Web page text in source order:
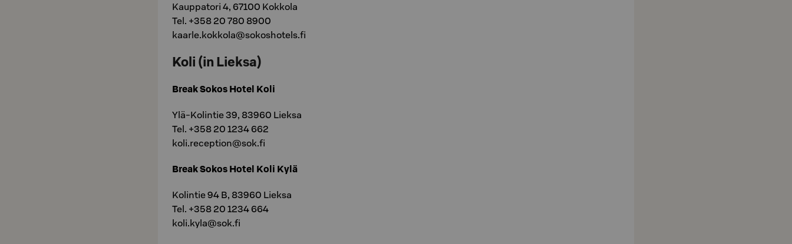
Kauppatori 4, 67100 Kokkola
Tel. +358 20 780 8900
kaarle.kokkola@sokoshotels.fi
Koli (in Lieksa)
Break Sokos Hotel Koli
Ylä-Kolintie 39, 83960 Lieksa
Tel. +358 20 1234 662
koli.reception@sok.fi
Break Sokos Hotel Koli Kylä
Kolintie 94 B, 83960 Lieksa
Tel. +358 20 1234 664
koli.kyla@sok.fi